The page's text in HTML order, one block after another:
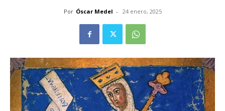
Por Óscar Medel - 24 enero, 2025